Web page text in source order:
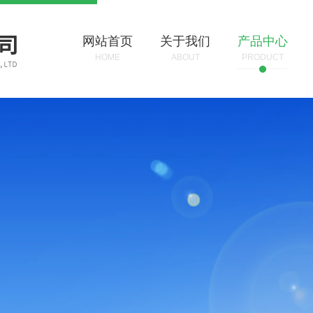
网站首页
HOME
关于我们
ABOUT
产品中心
PRODUCT